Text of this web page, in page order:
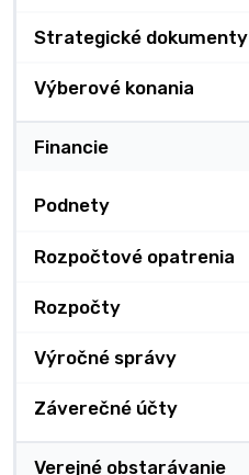
Strategické dokumenty
Výberové konania
Financie
Podnety
Rozpočtové opatrenia
Rozpočty
Výročné správy
Záverečné účty
Verejné obstarávanie